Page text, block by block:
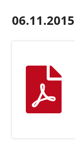
06.11.2015